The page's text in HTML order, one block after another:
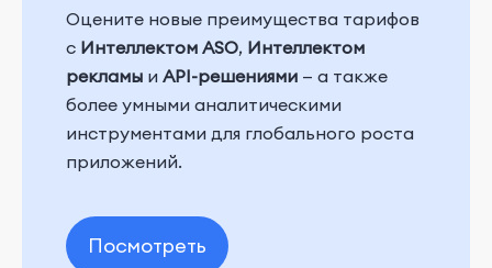
Оцените новые преимущества тарифов
с Интеллектом ASO, Интеллектом
рекламы и API-решениями — а также
более умными аналитическими
инструментами для глобального роста
приложений.
Посмотреть